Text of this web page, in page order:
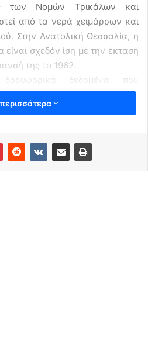
των Νομών Τρικάλων και
από τα νερά χειμάρρων και
Στην Ανατολική Θεσσαλία, η
σχεδόν ίση με την έκταση
της το 1962.
δεδομένα που
Εθνικό Αστεροσκοπείο
γαλάζιο χρώμα τις περιοχές